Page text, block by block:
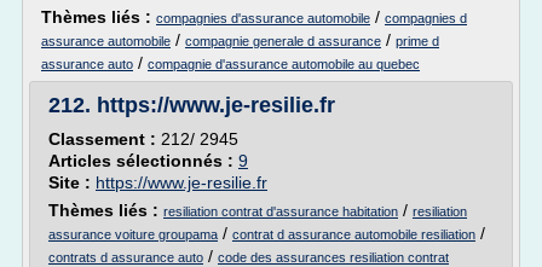
Thèmes liés : compagnies d'assurance automobile / compagnies d
assurance automobile / compagnie generale d assurance / prime d
assurance auto / compagnie d'assurance automobile au quebec
212. https://www.je-resilie.fr
Classement : 212/ 2945
Articles sélectionnés : 9
Site : https://www.je-resilie.fr
Thèmes liés : resiliation contrat d'assurance habitation / resiliation
assurance voiture groupama / contrat d assurance automobile resiliation /
contrats d assurance auto / code des assurances resiliation contrat